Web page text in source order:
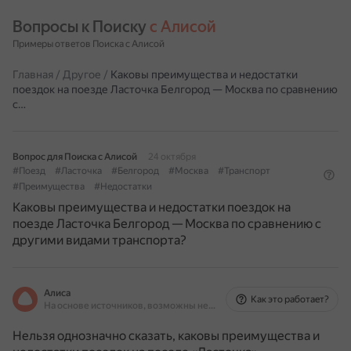
Вопросы к Поиску с Алисой
Примеры ответов Поиска с Алисой
Главная / Другое / Каковы преимущества и недостатки
поездок на поезде Ласточка Белгород — Москва по сравнению
с…
Вопрос для Поиска с Алисой
24 октября
#Поезд
#Ласточка #Белгород #Москва
#Транспорт
#Преимущества
#Недостатки
Каковы преимущества и недостатки поездок на
поезде Ласточка Белгород — Москва по сравнению с
другими видами транспорта?
Алиса
На основе источников, возможны неточности
Как это работает?
Нельзя однозначно сказать, каковы преимущества и